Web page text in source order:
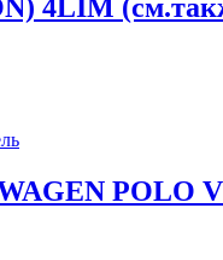
4LIM
POLO